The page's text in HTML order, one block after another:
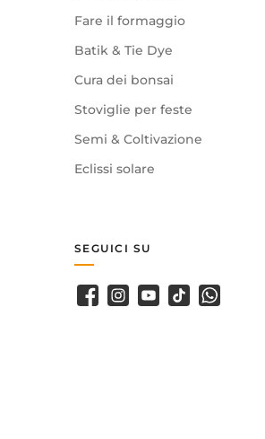
Fare il formaggio
Batik & Tie Dye
Cura dei bonsai
Stoviglie per feste
Semi & Coltivazione
Eclissi solare
SEGUICI SU
Facebook
Instagram
YoutubeTikTokWhatsApp